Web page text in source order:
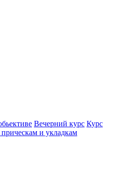
Вечерний курс Курс
и укладкам